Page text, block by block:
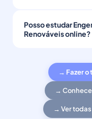
Posso estudar
Renováveis online?
→ Fazer o
→
→ Ver